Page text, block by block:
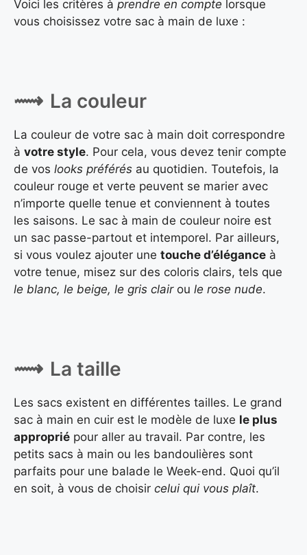
Voici les critères à prendre en compte lorsque
vous choisissez votre sac à main de luxe :
La couleur
La couleur de votre sac à main doit correspondre
à votre style. Pour cela, vous devez tenir compte
de vos looks préférés au quotidien. Toutefois, la
couleur rouge et verte peuvent se marier avec
n’importe quelle tenue et conviennent à toutes
les saisons. Le sac à main de couleur noire est
un sac passe-partout et intemporel. Par ailleurs,
si vous voulez ajouter une touche d’élégance à
votre tenue, misez sur des coloris clairs, tels que
le blanc, le beige, le gris clair ou le rose nude.
La taille
Les sacs existent en différentes tailles. Le grand
sac à main en cuir est le modèle de luxe le plus
approprié pour aller au travail. Par contre, les
petits sacs à main ou les bandoulières sont
parfaits pour une balade le Week-end. Quoi qu’il
en soit, à vous de choisir celui qui vous plaît.